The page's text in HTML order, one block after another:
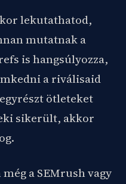
lekutathatod,
mutatnak a
is hangsúlyozza,
a riválisaid
ötleteket
sikerült, akkor
a SEMrush vagy